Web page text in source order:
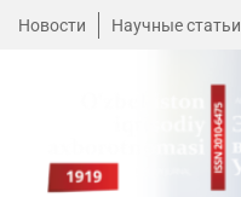
Новости Научные статьи